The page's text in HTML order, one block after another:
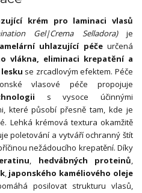
krém pro laminaci vlasů
Gel|Crema Selladora)je
uhlazující péčeurčená
vlákna, eliminaci krepatění a
se zrcadlovým efektem. Péče
vlasové péče propojuje
s vysoce účinnými
které působí přesně tam, kde je
Lehká krémová textura okamžitě
poletování a vytváří ochranný štít
nežádoucího krepatění. Díky
hedvábných proteinů
, japonského kaméliového oleje
posilovat strukturu vlasů,